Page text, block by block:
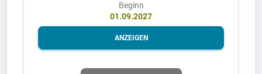
Beginn
01.09.2027
ANZEIGEN